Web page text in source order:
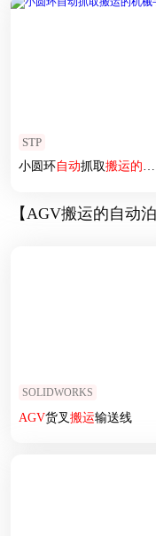
STP
小圆环自动抓取搬运的
【AGV搬运的自动
SOLIDWORKS
AGV货叉搬运输送线